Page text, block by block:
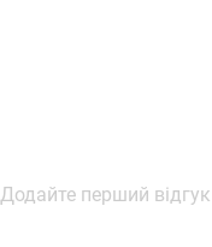
Додайте перший відгук